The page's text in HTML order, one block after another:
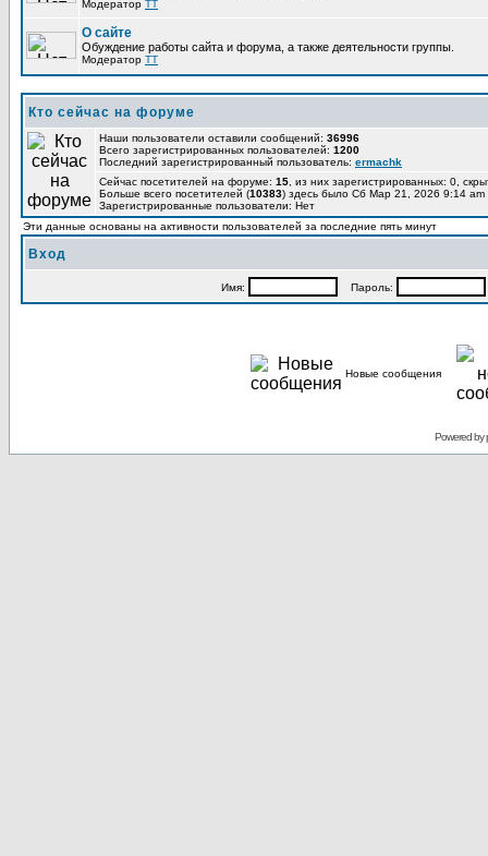
Модератор TT
О сайте
Обуждение работы сайта и форума, а также деятельности группы.
Модератор TT
Кто сейчас на форуме
Наши пользователи оставили сообщений: 36996
Всего зарегистрированных пользователей: 1200
Последний зарегистрированный пользователь: ermachk
Сейчас посетителей на форуме: 15 , из них зарегистрированных: 0,
Больше всего посетителей (10383) здесь было Сб Мар 21, 2026 9:14 am
Зарегистрированные пользователи: Нет
Эти данные основаны на активности пользователей за последние пять минут
Вход
Имя: Пароль:
Новые сообщения
Powered by